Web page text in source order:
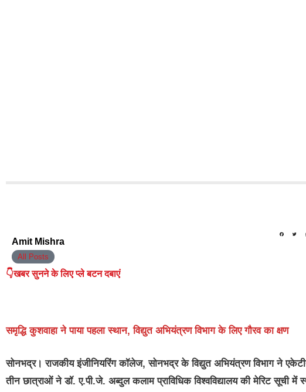
Amit Mishra
All Posts
👇खबर सुनने के लिए प्ले बटन दबाएं
समृद्धि कुशवाहा ने पाया पहला स्थान, विद्युत अभियंत्रण विभाग के लिए गौरव का क्षण
सोनभद्र।राजकीय इंजीनियरिंग कॉलेज, सोनभद्र के विद्युत अभियंत्रण विभाग ने
तीन छात्राओं ने डॉ. ए.पी.जे. अब्दुल कलाम प्राविधिक विश्वविद्यालय की मेरिट सूची